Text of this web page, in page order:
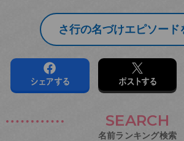
さ行の名づけエピソード
シェアする ポストする
SEARCH
名前ランキング検索